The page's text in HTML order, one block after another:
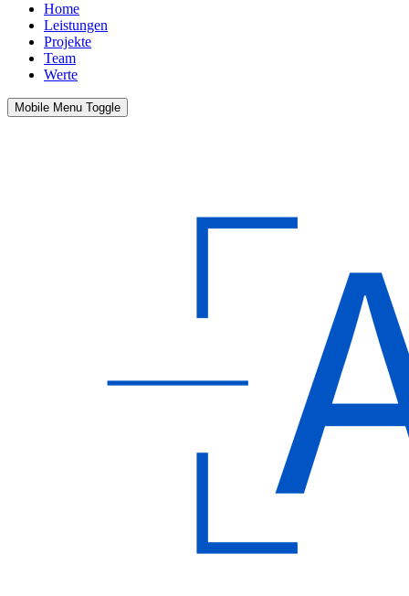
Home
Leistungen
Projekte
Team
Werte
Mobile Menu Toggle